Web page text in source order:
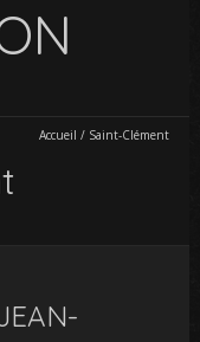
Accueil / Saint-Clément